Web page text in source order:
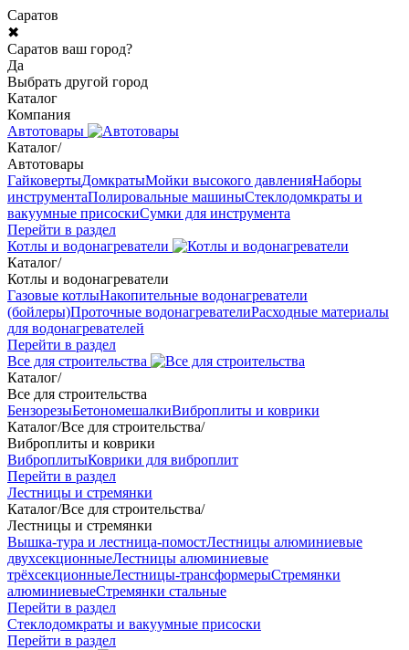
Саратов
✖
Саратов ваш город?
Да
Выбрать другой город
Каталог
Компания
Автотовары
Каталог/
Автотовары
ГайковертыДомкратыМойки высокого давленияНаборы
инструментаПолировальные машиныСтеклодомкраты и
вакуумные присоскиСумки для инструмента
Перейти в раздел
Котлы и водонагреватели
Каталог/
Котлы и водонагреватели
Газовые котлыНакопительные водонагреватели
(бойлеры)Проточные водонагревателиРасходные материалы
для водонагревателей
Перейти в раздел
Все для строительства
Каталог/
Все для строительства
БензорезыБетономешалкиВиброплиты и коврики
Каталог/Все для строительства/
Виброплиты и коврики
ВиброплитыКоврики для виброплит
Перейти в раздел
Лестницы и стремянки
Каталог/Все для строительства/
Лестницы и стремянки
Вышка-тура и лестница-помостЛестницы алюминиевые
двухсекционныеЛестницы алюминиевые
трёхсекционныеЛестницы-трансформерыСтремянки
алюминиевыеСтремянки стальные
Перейти в раздел
Стеклодомкраты и вакуумные присоски
Перейти в раздел